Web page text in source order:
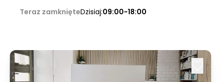
Teraz zamknięteDzisiaj:09:00-18:00